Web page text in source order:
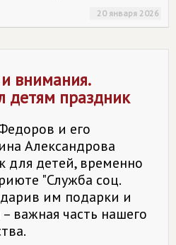
20 января 2026
внимания.
детям праздник
и его
Александрова
для детей, временно
"Служба соц.
им подарки и
важная часть нашего